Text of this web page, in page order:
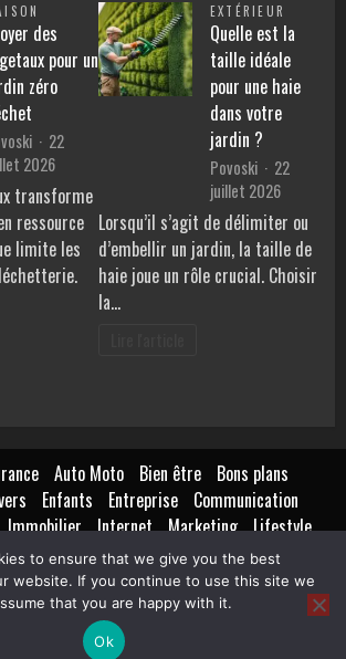
des
pour un
zéro
22
2026
transforme
ressource
limite les
EXTÉRIEUR
Quelle est la
taille idéale
pour une haie
dans votre
jardin ?
Povoski
22
juillet 2026
Lorsqu’il s’agit de délimiter ou
d’embellir un jardin, la taille de
haie joue un rôle crucial. Choisir
la…
Auto Moto Bien être
Bons plans
Enfants Entreprise
Communication
Immobilier Internet Marketing Lifestyle
Extérieur Intérieur Maternité
Métiers
Santé Seniors Technologie
Transport
Voyages Tourisme
to ensure that we give you the best
website. If you continue to use this site we
that you are happy with it.
Ok